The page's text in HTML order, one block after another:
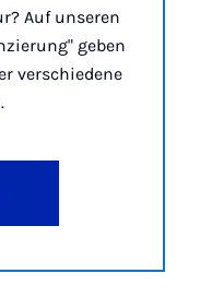
Auf unseren
geben
verschiedene